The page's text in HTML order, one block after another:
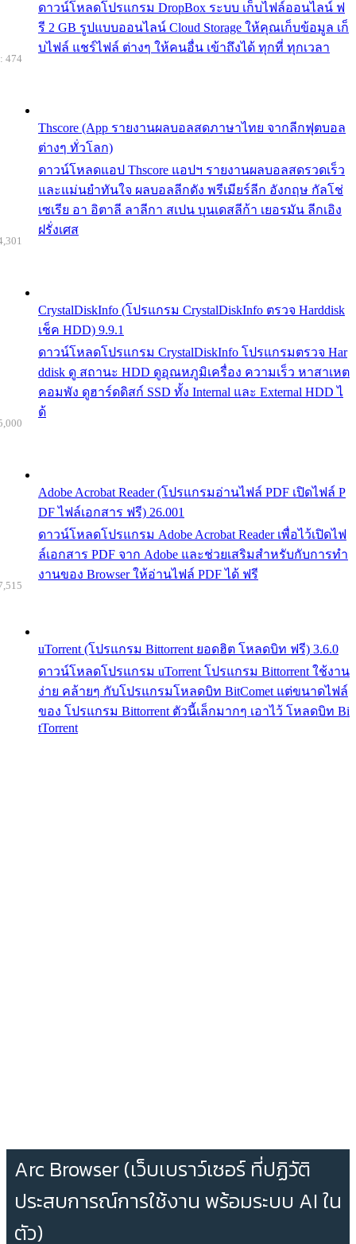
ดาวน์โหลดโปรแกรม DropBox ระบบ เก็บไฟล์ออนไลน์ ฟ
รี 2 GB รูปแบบออนไลน์ Cloud Storage ให้คุณเก็บข้อมูล เก็
บไฟล์ แชร์ไฟล์ ต่างๆ ให้คนอื่น เข้าถึงได้ ทุกที่ ทุกเวลา
Thscore (App รายงานผลบอลสดภาษาไทย จากลีกฟุตบอล
ต่างๆ ทั่วโลก)
ดาวน์โหลดแอป Thscore แอปฯ รายงานผลบอลสดรวดเร็ว
และแม่นยำทันใจ ผลบอลลีกดัง พรีเมียร์ลีก อังกฤษ กัลโช่
เซเรีย อา อิตาลี ลาลีกา สเปน บุนเดสลีก้า เยอรมัน ลีกเอิง
ฝรั่งเศส
474
CrystalDiskInfo (โปรแกรม CrystalDiskInfo ตรวจ Harddisk
เช็ค HDD) 9.9.1
ดาวน์โหลดโปรแกรม CrystalDiskInfo โปรแกรมตรวจ Har
ddisk ดู สถานะ HDD ดูอุณหภูมิเครื่อง ความเร็ว หาสาเหต
คอมพัง ดูฮาร์ดดิสก์ SSD ทั้ง Internal และ External HDD ไ
ด้
Adobe Acrobat Reader (โปรแกรมอ่านไฟล์ PDF เปิดไฟล์ P
DF ไฟล์เอกสาร ฟรี) 26.001
ดาวน์โหลดโปรแกรม Adobe Acrobat Reader เพื่อไว้เปิดไฟ
ล์เอกสาร PDF จาก Adobe และช่วยเสริมสำหรับกับการทำ
งานของ Browser ให้อ่านไฟล์ PDF ได้ ฟรี
uTorrent (โปรแกรม Bittorrent ยอดฮิต โหลดบิท ฟรี) 3.6.0
ดาวน์โหลดโปรแกรม uTorrent โปรแกรม Bittorrent ใช้งาน
ง่าย คล้ายๆ กับโปรแกรมโหลดบิท BitComet แต่ขนาดไฟล์
ของ โปรแกรม Bittorrent ตัวนี้เล็กมากๆ เอาไว้ โหลดบิท Bi
tTorrent
Arc Browser (เว็บเบราว์เซอร์ ที่ปฏิวัติ
ประสบการณ์การใช้งาน พร้อมระบบ AI ใน
ตัว)